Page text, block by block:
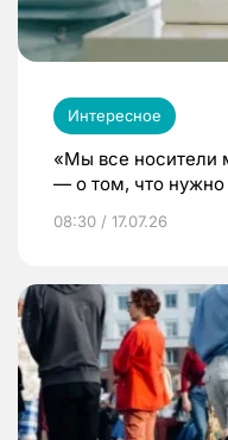
Интересное
«Мы все носители
— о том, что нужно
08:30 / 17.07.26